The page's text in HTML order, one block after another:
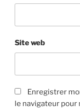
Site web
Enregistrer
le navigateur